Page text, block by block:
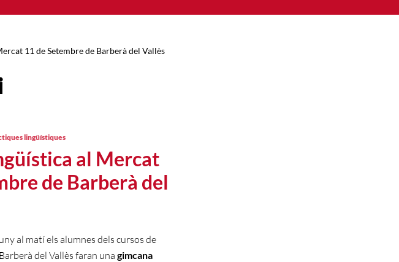
11 de Setembre de Barberà del Vallès
al Mercat
de Barberà del
lingüístiques
al matí els alumnes dels cursos de
del Vallès faran una gimcana